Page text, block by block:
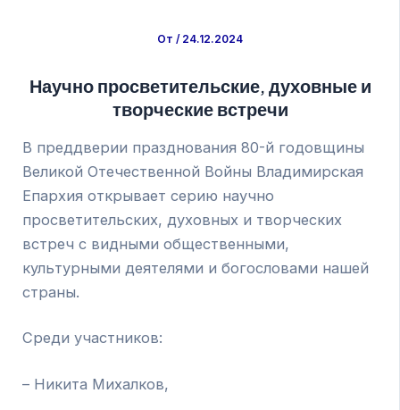
От / 24.12.2024
Научно просветительские, духовные и
творческие встречи
В преддверии празднования 80-й годовщины
Великой Отечественной Войны Владимирская
Епархия открывает серию научно
просветительских, духовных и творческих
встреч с видными общественными,
культурными деятелями и богословами нашей
страны.
Среди участников:
– Никита Михалков,